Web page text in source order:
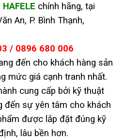
HAFELE chính hãng, tại
An, P. Bình Thạnh,
/ 0896 680 006
đến cho khách hàng sản
mức giá cạnh tranh nhất.
cung cấp bởi kỹ thuật
đến sự yên tâm cho khách
được lắp đặt đúng kỹ
lâu bền hơn.